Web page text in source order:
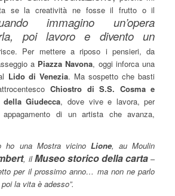
se la creatività ne fosse il frutto o il
immagino un’opera
poi lavoro e divento un
Per mettere a riposo i pensieri, da
a Piazza Navona, oggi inforca una
Lido di Venezia. Ma sospetto che basti
Chiostro di S.S. Cosma e
della Giudecca, dove vive e lavora, per
di un artista che avanza,
ho una Mostra vicinoLione, au Moulin
, ilMuseo storico della carta –
per il prossimo anno… ma non ne parlo
la vita è adesso”.